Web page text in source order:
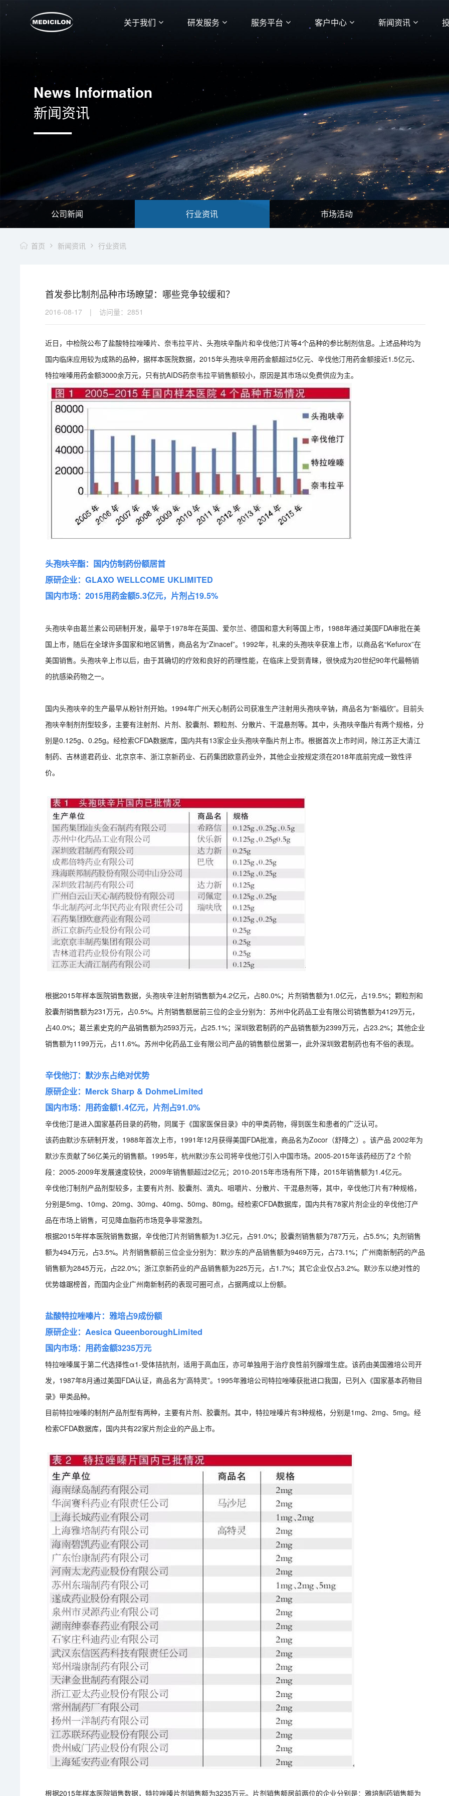
关于我们 研发服务 服务平台 客户中心 新闻资讯
News Information
新闻资讯
公司新闻 行业资讯 市场活动
首页 新闻资讯 行业资讯
首发参比制剂品种市场瞭望：哪些竞争较缓和？
2016-08-17 | 访问量：2851
近日，中检院公布了盐酸特拉唑嗪片、奈韦拉平片、头孢呋辛酯片和辛伐他汀片等4个品种的参比制剂信息。上述品种均为
国内临床应用较为成熟的品种，据样本医院数据，2015年头孢呋辛用药金额超过5亿元、辛伐他汀用药金额接近1.5亿元、
特拉唑嗪用药金额3000余万元，只有抗AIDS药奈韦拉平销售额较小，原因是其市场以免费供应为主。
头孢呋辛酯：国内仿制药份额居首
原研企业：GLAXO WELLCOME UKLIMITED
国内市场：2015用药金额5.3亿元，片剂占19.5%
头孢呋辛由葛兰素公司研制开发，最早于1978年在英国、爱尔兰、德国和意大利等国上市，1988年通过美国FDA审批在美
国上市，随后在全球许多国家和地区销售，商品名为“Zinacef”。1992年，礼来的头孢呋辛获准上市，以商品名“Kefurox”在
美国销售。头孢呋辛上市以后，由于其确切的疗效和良好的药理性能，在临床上受到青睐，很快成为20世纪90年代最畅销
的抗感染药物之一。
国内头孢呋辛的生产最早从粉针剂开始。1994年广州天心制药公司获准生产注射用头孢呋辛钠，商品名为“新福欣”。目前头
孢呋辛制剂剂型较多，主要有注射剂、片剂、胶囊剂、颗粒剂、分散片、干混悬剂等。其中，头孢呋辛酯片有两个规格，分
别是0.125g、0.25g。经检索CFDA数据库，国内共有13家企业头孢呋辛酯片剂上市。根据首次上市时间，除江苏正大清江
制药、吉林道君药业、北京京丰、浙江京新药业、石药集团欧意药业外，其他企业按规定须在2018年底前完成一致性评
价。
根据2015年样本医院销售数据，头孢呋辛注射剂销售额为4.2亿元，占80.0%；片剂销售额为1.0亿元，占19.5%；颗粒剂和
胶囊剂销售额为231万元，占0.5%。片剂销售额居前三位的企业分别为：苏州中化药品工业有限公司销售额为4129万元，
占40.0%；葛兰素史克的产品销售额为2593万元，占25.1%；深圳致君制药的产品销售额为2399万元，占23.2%；其他企业
销售额为1199万元，占11.6%。苏州中化药品工业有限公司产品的销售额位居第一，此外深圳致君制药也有不俗的表现。
辛伐他汀：默沙东占绝对优势
原研企业：Merck Sharp & DohmeLimited
国内市场：用药金额1.4亿元，片剂占91.0%
辛伐他汀是进入国家基药目录的药物，同属于《国家医保目录》中的甲类药物，得到医生和患者的广泛认可。
该药由默沙东研制开发，1988年首次上市，1991年12月获得美国FDA批准，商品名为Zocor（舒降之）。该产品 2002年为
默沙东贡献了56亿美元的销售额。1995年，杭州默沙东公司将辛伐他汀引入中国市场。2005-2015年该药经历了2 个阶
段：2005-2009年发展速度较快，2009年销售额超过2亿元；2010-2015年市场有所下降，2015年销售额为1.4亿元。
辛伐他汀制剂产品剂型较多，主要有片剂、胶囊剂、滴丸、咀嚼片、分散片、干混悬剂等，其中，辛伐他汀片有7种规格，
分别是5mg、10mg、20mg、30mg、40mg、50mg、80mg。经检索CFDA数据库，国内共有78家片剂企业的辛伐他汀产
品在市场上销售，可见降血脂药市场竞争非常激烈。
根据2015年样本医院销售数据，辛伐他汀片剂销售额为1.3亿元，占91.0%；胶囊剂销售额为787万元，占5.5%；丸剂销售
额为494万元，占3.5%。片剂销售额前三位企业分别为：默沙东的产品销售额为9469万元，占73.1%；广州南新制药的产品
销售额为2845万元，占22.0%；浙江京新药业的产品销售额为225万元，占1.7%；其它企业仅占3.2%。默沙东以绝对性的
优势雄踞榜首，而国内企业广州南新制药的表现可圈可点，占据两成以上份额。
盐酸特拉唑嗪片：雅培占9成份额
原研企业：Aesica QueenboroughLimited
国内市场：用药金额3235万元
特拉唑嗪属于第二代选择性α1-受体拮抗剂，适用于高血压，亦可单独用于治疗良性前列腺增生症。该药由美国雅培公司开
发，1987年8月通过美国FDA认证，商品名为“高特灵”。1995年雅培公司特拉唑嗪获批进口我国，已列入《国家基本药物目
录》甲类品种。
目前特拉唑嗪的制剂产品剂型有两种，主要有片剂、胶囊剂。其中，特拉唑嗪片有3种规格，分别是1mg、2mg、5mg。经
检索CFDA数据库，国内共有22家片剂企业的产品上市。
根据2015年样本医院销售数据，特拉唑嗪片剂销售额为3235万元。片剂销售额居前两位的企业分别是：雅培制药销售额为